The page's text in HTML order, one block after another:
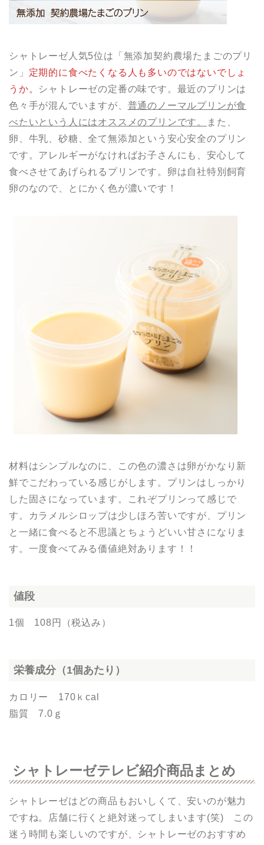
シャトレーゼ人気5位は「無添加契約農場たまごのプリ
ン」 定期的に食べたくなる人も多いのではないでしょ
うか。 シャトレーゼの定番の味です。最近のプリンは
色々手が混んでいますが、 普通のノーマルプリンが食
べたいという人にはオススメのプリンです。
また、
卵、牛乳、砂糖、全て無添加という安心安全のプリン
です。アレルギーがなければお子さんにも、安心して
食べさせてあげられるプリンです。卵は自社特別飼育
卵のなので、とにかく色が濃いです！
材料はシンプルなのに、この色の濃さは卵がかなり新
鮮でこだわっている感じがします。プリンはしっかり
した固さになっています。これぞプリンって感じで
す。カラメルシロップは少しほろ苦いですが、プリン
と一緒に食べると不思議とちょうどいい甘さになりま
す。一度食べてみる価値絶対あります！！
値段
1個 108円（税込み）
栄養成分（1個あたり）
カロリー 170ｋcal
脂質 7.0ｇ
シャトレーゼテレビ紹介商品まとめ
シャトレーゼはどの商品もおいしくて、安いのが魅力
ですね。店舗に行くと絶対迷ってしまいます(笑) この
迷う時間も楽しいのですが、シャトレーゼのおすすめ